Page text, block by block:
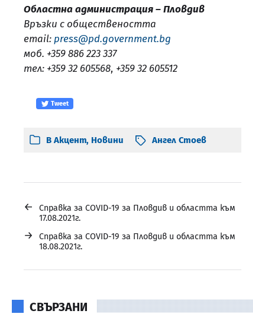
Областна администрация – Пловдив
Връзки с обществеността
email: press@pd.government.bg
моб. +359 886 223 337
тел: +359 32 605568, +359 32 605512
Tweet
В Акцент, Новини Ангел Стоев
←
Справка за COVID-19 за Пловдив и областта към
17.08.2021г.
→
Справка за COVID-19 за Пловдив и областта към
18.08.2021г.
СВЪРЗАНИ